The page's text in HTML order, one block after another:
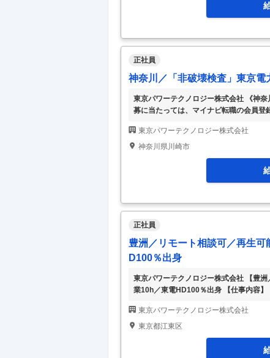
正社員
神奈川／「非破壊検査」東京
東京パワーテクノロジー株式会社 《神
募に当たっては、マイナビ転職の会員登
す。※各発電所には出張にて対応技術セ
の非破壊検査（PT、UT等）をお任せ ★
があります。 【雇入れ直後】上記業務
東京パワーテクノロジー株式会社
神奈川県川崎市
正社員
豊洲／リモート相談可／再生
D100％出身
東京パワーテクノロジー株式会社 【豊
業10h／東電HD100％出身 【仕事内容
10時間程度／完全週休二日制／平均勤続
素・風力・水力などの再生可能エネルギ
ジネスモデル構築、社内外の調整まで
東京パワーテクノロジー株式会社
東京都江東区